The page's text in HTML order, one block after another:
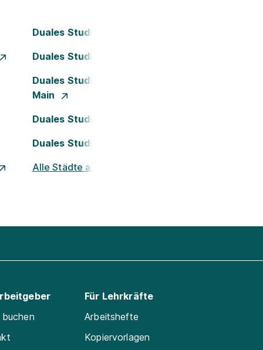
Duales Studium Bochum
Duales Studium Dortmund
Duales Studium Frankfurt am
Main
Duales Studium Köln
Duales Studium Nürnberg
Alle Städte ansehen
Für Lehrkräfte
Arbeitshefte
Kopiervorlagen